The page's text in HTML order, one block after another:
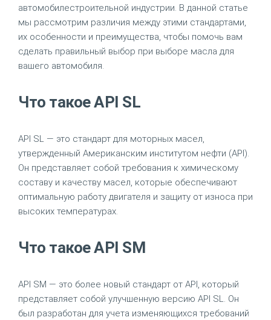
автомобилестроительной индустрии. В данной статье
мы рассмотрим различия между этими стандартами,
их особенности и преимущества, чтобы помочь вам
сделать правильный выбор при выборе масла для
вашего автомобиля.
Что такое API SL
API SL — это стандарт для моторных масел,
утвержденный Американским институтом нефти (API).
Он представляет собой требования к химическому
составу и качеству масел, которые обеспечивают
оптимальную работу двигателя и защиту от износа при
высоких температурах.
Что такое API SM
API SM — это более новый стандарт от API, который
представляет собой улучшенную версию API SL. Он
был разработан для учета изменяющихся требований